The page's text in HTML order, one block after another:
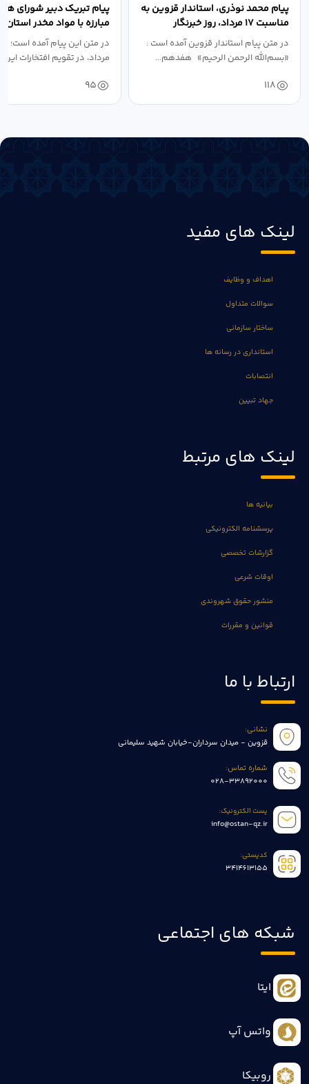
پیام محمد نوذری، استاندار قزوین به
مناسبت ۱۷ مرداد، روز خبرنگار
در متن پیام استاندار قزوین آمده است :
«بسم‌الله الرحمن الرحیم» هفدهم...
118
پیام تبریک دبیر شورای
مبارزه با مواد مخدر استان
مناسبت روز خبرنگار...
در متن این پیام آمده
مرداد، در تقویم افتخارات
95
لینک های مفید
اهداف و وظایف
سوالات متداول
ساختار سازمانی
استانداری در رسانه ها
انتصابات
جهاد تبیین
لینک های مرتبط
بیانیه ها
پرسشنامه الکترونیکی
گزارشات تخصصی
اوقات شرعی
منشور حقوق شهروندی
قوانین و مقررات
ارتباط با ما
نشانی:
قزوین - میدان سرداران-خیابان شهید سلیمانی
شماره تماس:
028-33892000
پست الکترونیک:
info@ostan-qz.ir
کدپستی:
3414613155
شبکه های اجتماعی
ایتا
واتس آپ
روبیکا